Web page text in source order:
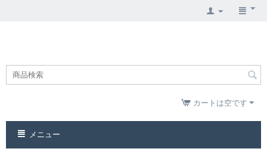
カートは空です
メニュー